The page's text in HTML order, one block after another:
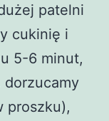
patelni
cukinię i
5-6 minut,
dorzucamy
proszku),